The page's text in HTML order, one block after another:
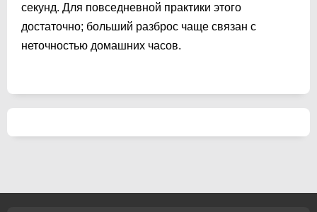
секунд. Для повседневной практики этого
достаточно; больший разброс чаще связан с
неточностью домашних часов.